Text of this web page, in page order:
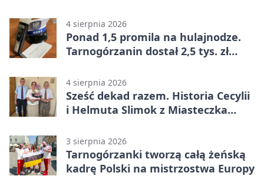
4 sierpnia 2026
Ponad 1,5 promila na hulajnodze.
Tarnogórzanin dostał 2,5 tys. zł
4 sierpnia 2026
Sześć dekad razem. Historia Cecylii
i Helmuta Slimok z Miasteczka
3 sierpnia 2026
Tarnogórzanki tworzą całą żeńską
kadrę Polski na mistrzostwa Europy